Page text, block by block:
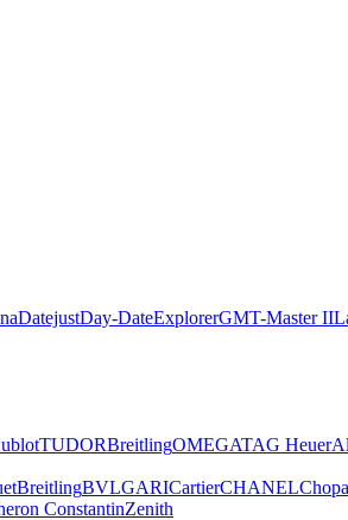
DatejustDay-DateExplorerGMT-Master II
TUDORBreitlingOMEGATAG Heuer
BreitlingBVLGARICartierCHANEL
ConstantinZenith